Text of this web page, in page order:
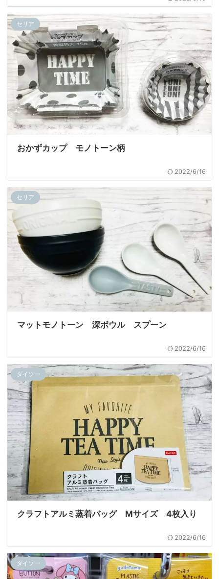
セリア
おかずカップ モノトーン柄
2022/6/16
セリア
マットモノトーン 深ボウル スプーン
2022/6/16
ダイソー
クラフトアルミ蒸着バッグ Mサイズ 4枚入り
2022/6/16
ダイソー